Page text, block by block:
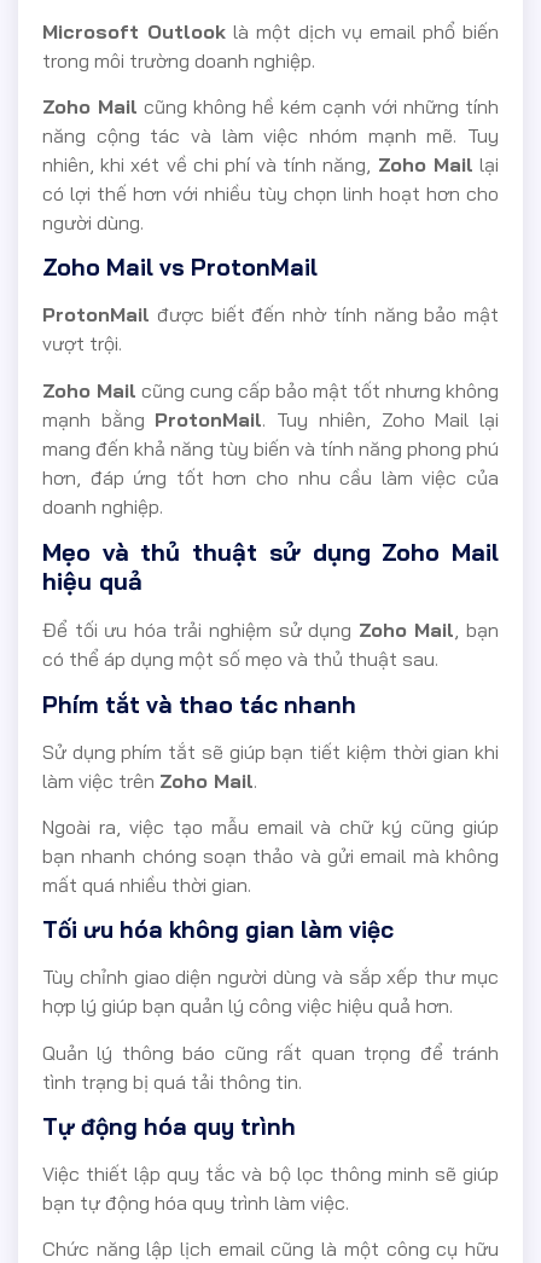
Microsoft Outlooklà một dịch vụ email phổ biến
trong môi trường doanh nghiệp.
Zoho Mail cũng không hề kém cạnh với những tính
năng cộng tác và làm việc nhóm mạnh mẽ. Tuy
nhiên, khi xét về chi phí và tính năng, Zoho Mail lại
có lợi thế hơn với nhiều tùy chọn linh hoạt hơn cho
người dùng.
Zoho Mail vs ProtonMail
ProtonMail được biết đến nhờ tính năng bảo mật
vượt trội.
Zoho Mail cũng cung cấp bảo mật tốt nhưng không
mạnh bằng ProtonMail. Tuy nhiên, Zoho Mail lại
mang đến khả năng tùy biến và tính năng phong phú
hơn, đáp ứng tốt hơn cho nhu cầu làm việc của
doanh nghiệp.
Mẹo và thủ thuật sử dụng Zoho Mail
hiệu quả
Để tối ưu hóa trải nghiệm sử dụng Zoho Mail, bạn
có thể áp dụng một số mẹo và thủ thuật sau.
Phím tắt và thao tác nhanh
Sử dụng phím tắt sẽ giúp bạn tiết kiệm thời gian khi
làm việc trên Zoho Mail.
Ngoài ra, việc tạo mẫu email và chữ ký cũng giúp
bạn nhanh chóng soạn thảo và gửi email mà không
mất quá nhiều thời gian.
Tối ưu hóa không gian làm việc
Tùy chỉnh giao diện người dùng và sắp xếp thư mục
hợp lý giúp bạn quản lý công việc hiệu quả hơn.
Quản lý thông báo cũng rất quan trọng để tránh
tình trạng bị quá tải thông tin.
Tự động hóa quy trình
Việc thiết lập quy tắc và bộ lọc thông minh sẽ giúp
bạn tự động hóa quy trình làm việc.
Chức năng lập lịch email cũng là một công cụ hữu